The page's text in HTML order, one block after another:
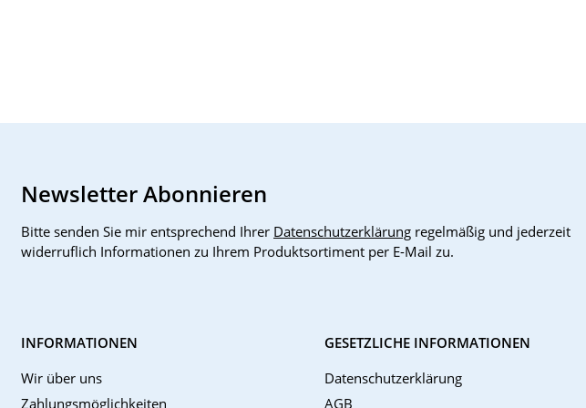
Newsletter Abonnieren
Bitte senden Sie mir entsprechend Ihrer Datenschutzerklärung regelmäßig und jederzeit
widerruflich Informationen zu Ihrem Produktsortiment per E-Mail zu.
INFORMATIONEN
Wir über uns
Zahlungsmöglichkeiten
GESETZLICHE INFORMATIONEN
Datenschutzerklärung
AGB